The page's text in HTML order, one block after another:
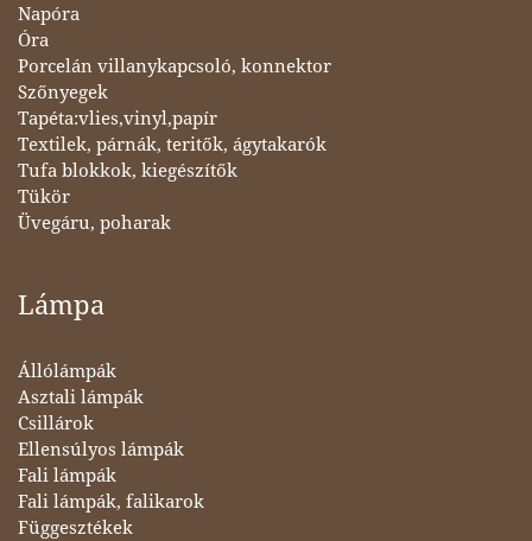
Napóra
Óra
Porcelán villanykapcsoló, konnektor
Szőnyegek
Tapéta:vlies,vinyl,papír
Textilek, párnák, teritők, ágytakarók
Tufa blokkok, kiegészítők
Tükör
Üvegáru, poharak
Lámpa
Állólámpák
Asztali lámpák
Csillárok
Ellensúlyos lámpák
Fali lámpák
Fali lámpák, falikarok
Függesztékek